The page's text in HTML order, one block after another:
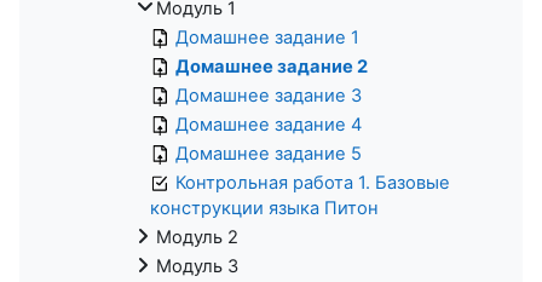
Модуль 1
Домашнее задание 1
Домашнее задание 2
Домашнее задание 3
Домашнее задание 4
Домашнее задание 5
Контрольная работа 1. Базовые
конструкции языка Питон
Модуль 2
Модуль 3